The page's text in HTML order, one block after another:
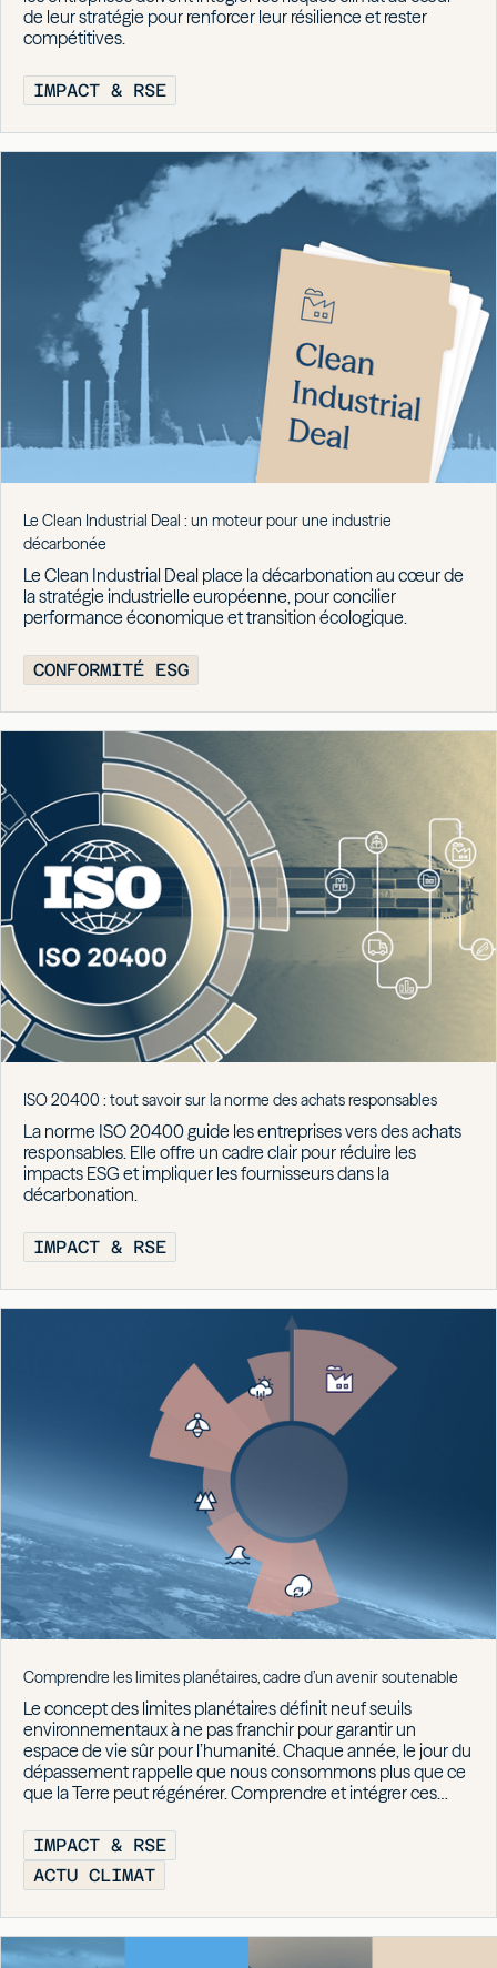
de leur stratégie pour renforcer leur résilience et rester
compétitives.
IMPACT & RSE
Le Clean Industrial Deal : un moteur pour une industrie
décarbonée
Le Clean Industrial Deal place la décarbonation au cœur de
la stratégie industrielle européenne, pour concilier
performance économique et transition écologique.
CONFORMITÉ ESG
ISO 20400 : tout savoir sur la norme des achats responsables
La norme ISO 20400 guide les entreprises vers des achats
responsables. Elle offre un cadre clair pour réduire les
impacts ESG et impliquer les fournisseurs dans la
décarbonation.
IMPACT & RSE
Comprendre les limites planétaires, cadre d’un avenir soutenable
Le concept des limites planétaires définit neuf seuils
environnementaux à ne pas franchir pour garantir un
espace de vie sûr pour l’humanité. Chaque année, le jour du
dépassement rappelle que nous consommons plus que ce
que la Terre peut régénérer. Comprendre et intégrer ces
décideurs.
IMPACT & RSE
ACTU CLIMAT